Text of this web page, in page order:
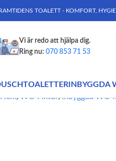
TOALETT - KOMFORT,
Vi är redo att hjälpa dig.
Ring nu: 070 853 71 53
INBYGGDA
Hem WC-Fixtur Inbyggda WC-